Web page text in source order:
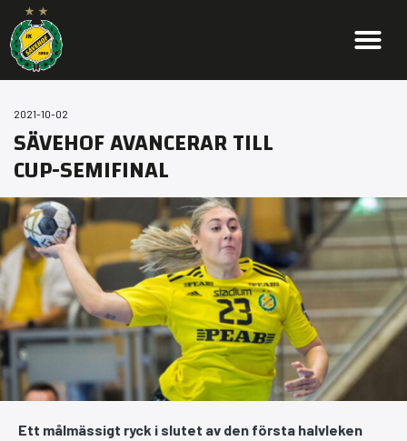
2021-10-02
SÄVEHOF AVANCERAR TILL
CUP-SEMIFINAL
Ett målmässigt ryck i slutet av den första halvleken